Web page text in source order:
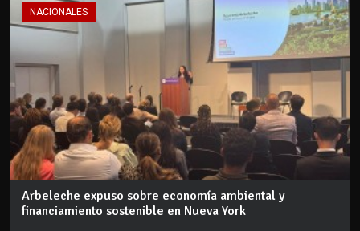
NACIONALES
Arbeleche expuso sobre economía ambiental y
financiamiento sostenible en Nueva York